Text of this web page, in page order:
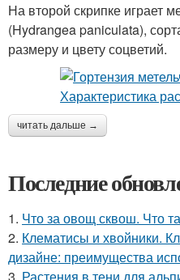
На второй скрипке играет
(Hydrangea paniculata),
размеру и цвету соцветий.
читать дальше →
Последние
1. Что за овощ сквош. Что
2. Клематисы и хвойники.
дизайне: преимущества